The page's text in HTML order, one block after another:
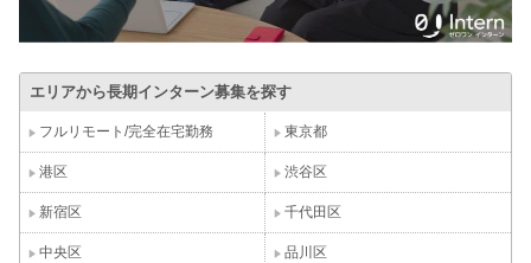
エリアから長期インターン募集を探す
フルリモート/完全在宅勤務 東京都
港区 渋谷区
新宿区 千代田区
中央区 品川区